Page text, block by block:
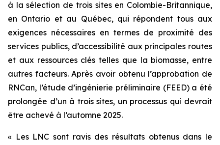
à la sélection de trois sites en Colombie-Britannique,
en Ontario et au Québec, qui répondent tous aux
exigences nécessaires en termes de proximité des
services publics, d’accessibilité aux principales routes
et aux ressources clés telles que la biomasse, entre
autres facteurs. Après avoir obtenu l’approbation de
RNCan, l’étude d’ingénierie préliminaire (FEED) a été
prolongée d’un à trois sites, un processus qui devrait
être achevé à l’automne 2025.
« Les LNC sont ravis des résultats obtenus dans le